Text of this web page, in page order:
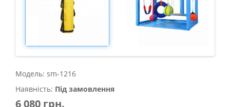
Модель: sm-1216
Наявність: Під замовлення
6 080 грн.